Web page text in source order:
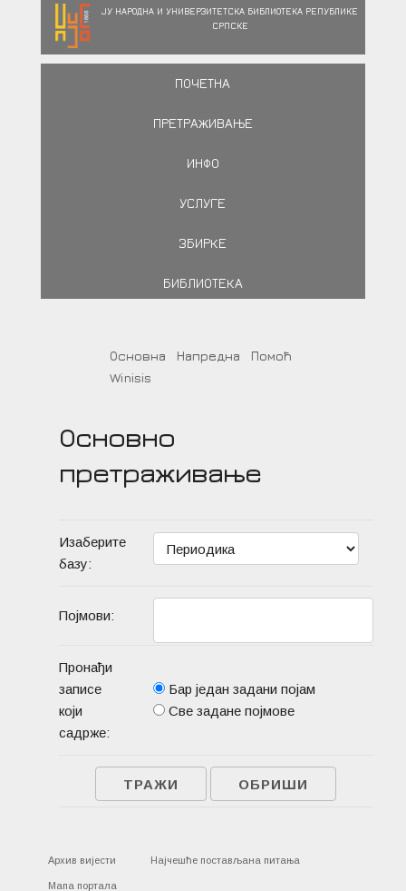
ЈУ НАРОДНА И УНИВЕРЗИТЕТСКА БИБЛИОТЕКА РЕПУБЛИКЕ
СРПСКЕ
ПОЧЕТНА
ПРЕТРАЖИВАЊЕ
ИНФО
УСЛУГЕ
ЗБИРКЕ
БИБЛИОТЕКА
Основна Напредна
Помоћ
Winisis
Основно
претраживање
Изаберите
базу:
Појмови:
Пронађи
записе
који
садрже:
Бар један задани појам
Све задане појмове
Архив вијести Најчешће постављана питања
Мапа портала